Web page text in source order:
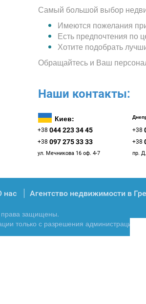
Самый большой выбор
Имеются пожелания
Есть предпочтения по
Хотите подобрать
Обращайтесь и Ваш
Наши контакты:
Киев:
+38 044 223 34 45 +38
+38 097 275 33 33 +38
ул. Мечникова 16 оф. 4-7 пр.
нас Агентство недвижимости в
защищены.
только с разрешения администрации.